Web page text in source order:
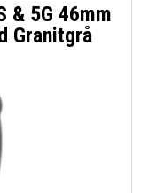
& 5G 46mm
Granitgrå